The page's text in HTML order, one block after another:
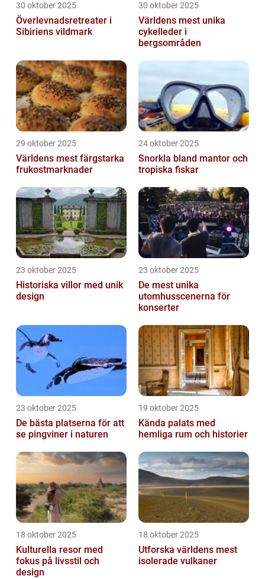
30 oktober 2025
Överlevnadsretreater i
Sibiriens vildmark
30 oktober 2025
Världens mest unika
cykelleder i
bergsområden
29 oktober 2025
Världens mest färgstarka
frukostmarknader
24 oktober 2025
Snorkla bland mantor och
tropiska fiskar
23 oktober 2025
Historiska villor med unik
design
23 oktober 2025
De mest unika
utomhusscenerna för
konserter
23 oktober 2025
De bästa platserna för att
se pingviner i naturen
19 oktober 2025
Kända palats med
hemliga rum och historier
18 oktober 2025
Kulturella resor med
fokus på livsstil och
design
18 oktober 2025
Utforska världens mest
isolerade vulkaner